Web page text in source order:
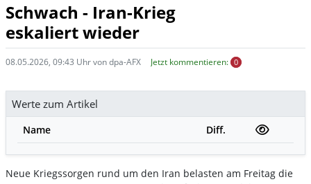
Schwach - Iran-Krieg
eskaliert wieder
08.05.2026, 09:43 Uhr von dpa-AFX Jetzt kommentieren: 0
Werte zum Artikel
Name Diff.
Neue Kriegssorgen rund um den Iran belasten am Freitag die